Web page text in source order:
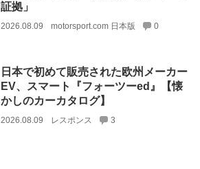
証拠」
2026.08.09 motorsport.com 日本版 0
日本で初めて販売された欧州メーカー
EV、スマート『フォーツーed』【懐
かしのカーカタログ】
2026.08.09 レスポンス 3